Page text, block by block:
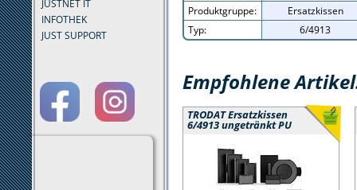
JUSTNET IT
INFOTHEK
JUST SUPPORT
Produktgruppe:
Ersatzkissen
Typ:
6/4913
Empfohlene
TRODAT Ersatzkissen
6/4913 ungetränkt PU